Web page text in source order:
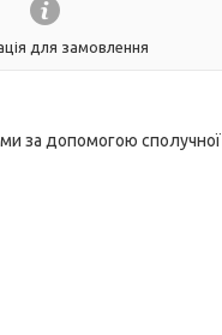
для замовлення
за допомогою сполучної